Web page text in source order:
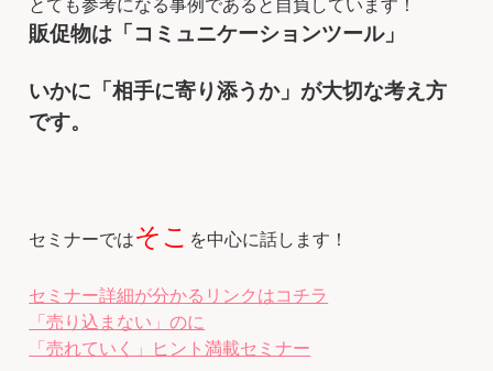
とても参考になる事例であると自負しています！
販促物は「コミュニケーションツール」
いかに「相手に寄り添うか」が大切な考え方
です。
セミナーではそこ を中心に話します！
セミナー詳細が分かるリンクはコチラ
「売り込まない」のに
「売れていく」ヒント満載セミナー